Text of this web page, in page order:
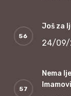
Još za
24/09/
Nema